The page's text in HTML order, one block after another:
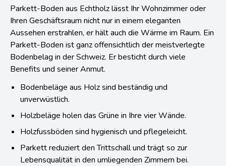
Parkett-Boden aus Echtholz lässt Ihr Wohnzimmer oder
Ihren Geschäftsraum nicht nur in einem eleganten
Aussehen erstrahlen, er hält auch die Wärme im Raum. Ein
Parkett-Boden ist ganz offensichtlich der meistverlegte
Bodenbelag in der Schweiz. Er besticht durch viele
Benefits und seiner Anmut.
Bodenbeläge aus Holz sind beständig und
unverwüstlich.
Holzbeläge holen das Grüne in Ihre vier Wände.
Holzfussböden sind hygienisch und pflegeleicht.
Parkett reduziert den Trittschall und trägt so zur
Lebensqualität in den umliegenden Zimmern bei.